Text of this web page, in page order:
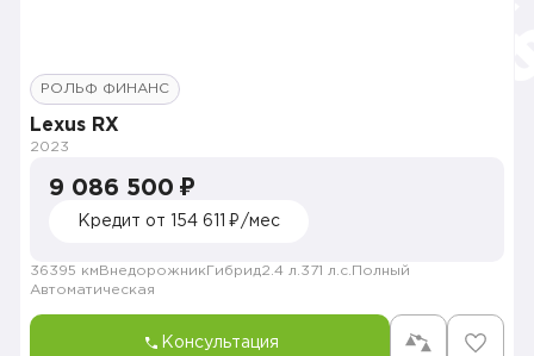
РОЛЬФ ФИНАНС
Lexus RX
2023
9 086 500 ₽
Кредит от 154 611 ₽/мес
36395 км Внедорожник Гибрид2.4 л. 371 л.с. Полный
Автоматическая
Консультация